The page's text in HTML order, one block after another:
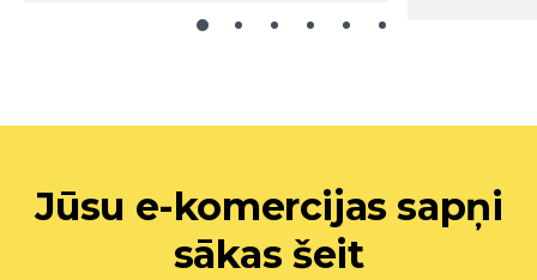
Jūsu e-komercijas sapņi
sākas šeit